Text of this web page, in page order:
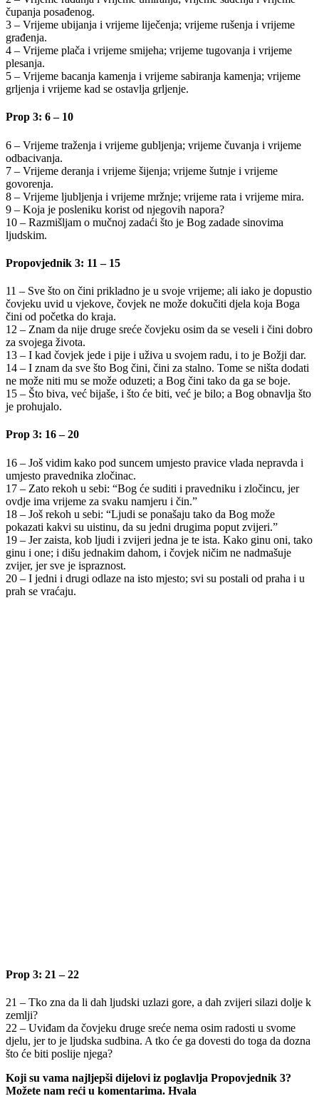
čupanja posađenog.
3 – Vrijeme ubijanja i vrijeme liječenja; vrijeme rušenja i vrijeme
građenja.
4 – Vrijeme plača i vrijeme smijeha; vrijeme tugovanja i vrijeme
plesanja.
5 – Vrijeme bacanja kamenja i vrijeme sabiranja kamenja; vrijeme
grljenja i vrijeme kad se ostavlja grljenje.
Prop 3: 6 – 10
6 – Vrijeme traženja i vrijeme gubljenja; vrijeme čuvanja i vrijeme
odbacivanja.
7 – Vrijeme deranja i vrijeme šijenja; vrijeme šutnje i vrijeme
govorenja.
8 – Vrijeme ljubljenja i vrijeme mržnje; vrijeme rata i vrijeme mira.
9 – Koja je posleniku korist od njegovih napora?
10 – Razmišljam o mučnoj zadaći što je Bog zadade sinovima
ljudskim.
Propovjednik 3: 11 – 15
11 – Sve što on čini prikladno je u svoje vrijeme; ali iako je dopustio
čovjeku uvid u vjekove, čovjek ne može dokučiti djela koja Boga
čini od početka do kraja.
12 – Znam da nije druge sreće čovjeku osim da se veseli i čini dobro
za svojega života.
13 – I kad čovjek jede i pije i uživa u svojem radu, i to je Božji dar.
14 – I znam da sve što Bog čini, čini za stalno. Tome se ništa dodati
ne može niti mu se može oduzeti; a Bog čini tako da ga se boje.
15 – Što biva, već bijaše, i što će biti, već je bilo; a Bog obnavlja što
je prohujalo.
Prop 3: 16 – 20
16 – Još vidim kako pod suncem umjesto pravice vlada nepravda i
umjesto pravednika zločinac.
17 – Zato rekoh u sebi: “Bog će suditi i pravedniku i zločincu, jer
ovdje ima vrijeme za svaku namjeru i čin.”
18 – Još rekoh u sebi: “Ljudi se ponašaju tako da Bog može
pokazati kakvi su uistinu, da su jedni drugima poput zvijeri.”
19 – Jer zaista, kob ljudi i zvijeri jedna je te ista. Kako ginu oni, tako
ginu i one; i dišu jednakim dahom, i čovjek ničim ne nadmašuje
zvijer, jer sve je ispraznost.
20 – I jedni i drugi odlaze na isto mjesto; svi su postali od praha i u
prah se vraćaju.
Prop 3: 21 – 22
21 – Tko zna da li dah ljudski uzlazi gore, a dah zvijeri silazi dolje k
zemlji?
22 – Uviđam da čovjeku druge sreće nema osim radosti u svome
djelu, jer to je ljudska sudbina. A tko će ga dovesti do toga da dozna
što će biti poslije njega?
Koji su vama najljepši dijelovi iz poglavlja Propovjednik 3?
Možete nam reći u komentarima. Hvala